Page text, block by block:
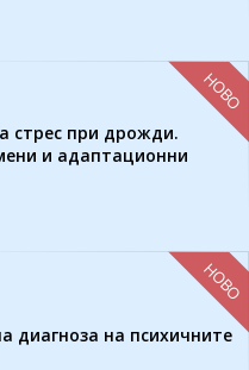
стрес при дрожди.
и адаптационни
НОВО
диагноза на психичните
НОВО